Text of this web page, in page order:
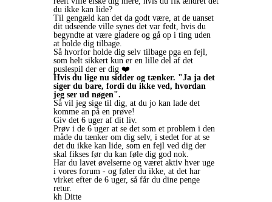
du ikke kan lide?
Til gengæld kan det da godt være, at de uanset
dit udseende ville synes det var fedt, hvis du
begyndte at være gladere og gå op i ting uden
at holde dig tilbage.
Så hvorfor holde dig selv tilbage pga en fejl,
som helt sikkert kun er en lille del af det
puslespil der er dig ❤️
Hvis du lige nu sidder og tænker. "Ja ja det
siger du bare, fordi du ikke ved, hvordan
jeg ser ud nøgen".
Så vil jeg sige til dig, at du jo kan lade det
komme an på en prøve!
Giv det 6 uger af dit liv.
Prøv i de 6 uger at se det som et problem i den
måde du tænker om dig selv, i stedet for at se
det du ikke kan lide, som en fejl ved dig der
skal fikses før du kan føle dig god nok.
Har du lavet øvelserne og været aktiv hver uge
i vores forum - og føler du ikke, at det har
virket efter de 6 uger, så får du dine penge
retur.
kh Ditte